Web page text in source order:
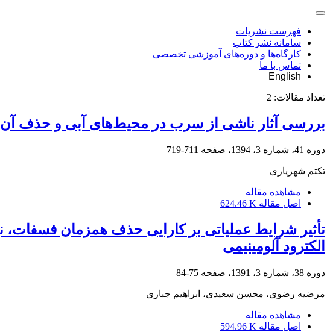
فهرست نشریات
سامانه نشر کتاب
کارگاه‌ها و دوره‌های آموزشی تخصصی
تماس با ما
English
تعداد مقالات: 2
بررسی آثار ناشی از سرب در محیط‌های آبی و حذف آن
دوره 41، شماره 3، 1394، صفحه 711-719
تکتم شهریاری
مشاهده مقاله
اصل مقاله 624.46 K
الکترود آلومینیمی
دوره 38، شماره 3، 1391، صفحه 75-84
مرضیه رضوی، محسن سعیدی، ابراهیم جباری
مشاهده مقاله
اصل مقاله 594.96 K